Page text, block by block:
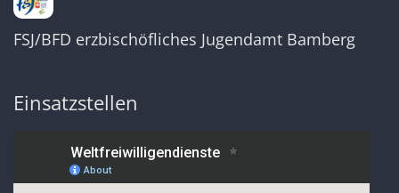
FSJ/BFD erzbischöfliches Jugendamt Bamberg
Einsatzstellen